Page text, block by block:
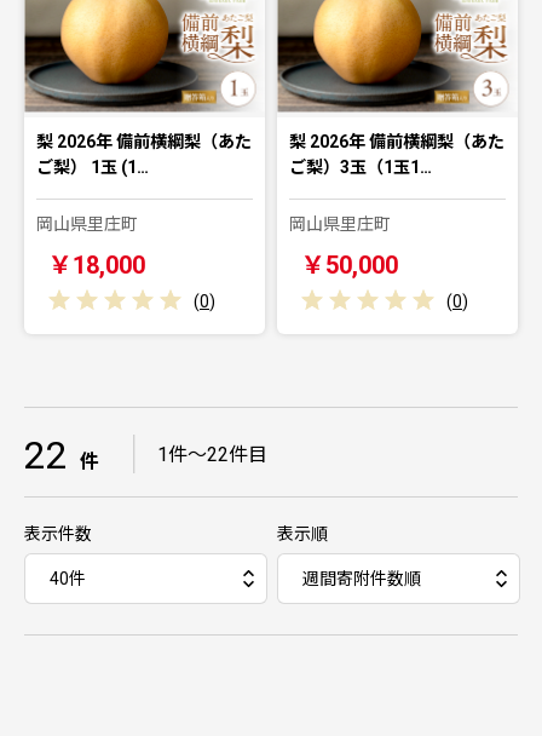
梨 2026年 備前横綱梨（あた
ご梨） 1玉 (1…
岡山県里庄町
￥18,000
(0)
梨 2026年 備前横綱梨（あた
ご梨）3玉（1玉1…
岡山県里庄町
￥50,000
(0)
22 件 1件～22件目
表示件数 表示順